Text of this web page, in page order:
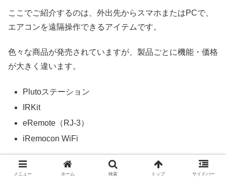
ここでご紹介するのは、外出先からスマホまたはPCで、
エアコンを遠隔操作できるアイテムです。
色々な商品が発売されていますが、製品ごとに機能・価格
が大きく違います。
Plutoステーション
IRKit
eRemote（RJ-3）
iRemocon WiFi
この中でも、Plutoステーションは機能的に一番シンプル
なので、初心者にも使いやすいと思います。
メニュー ホーム 検索 トップ サイドバー